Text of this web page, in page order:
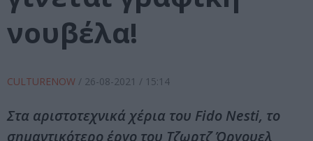
νουβέλα!
CULTURENOW / 26-08-2021 / 15:14
Στα αριστοτεχνικά χέρια του Fido Nesti, το
σημαντικότερο έργο του Τζωρτζ Όργουελ